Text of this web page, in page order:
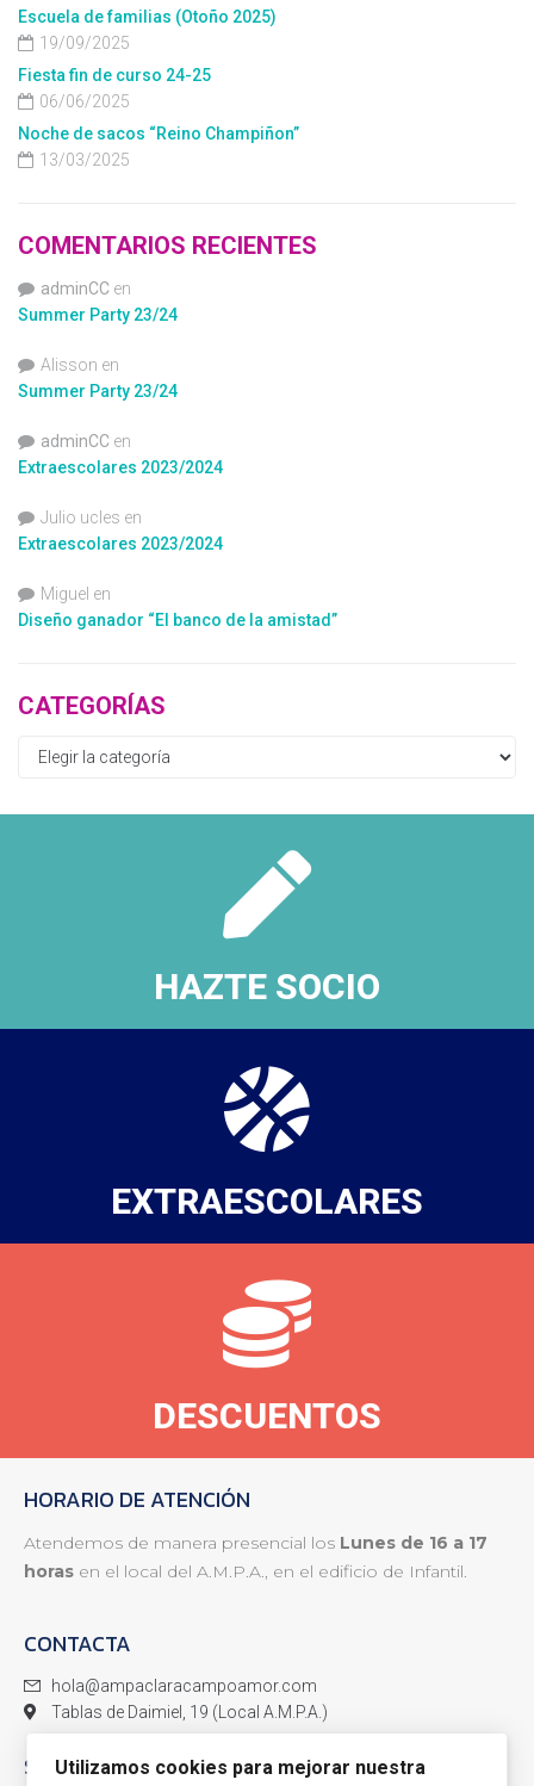
Escuela de familias (Otoño 2025)
19/09/2025
Fiesta fin de curso 24-25
06/06/2025
Noche de sacos “Reino Champiñon”
13/03/2025
COMENTARIOS RECIENTES
adminCC en
Summer Party 23/24
Alisson en
Summer Party 23/24
adminCC en
Extraescolares 2023/2024
Julio ucles en
Extraescolares 2023/2024
Miguel en
Diseño ganador “El banco de la amistad”
CATEGORÍAS
HAZTE SOCIO
EXTRAESCOLARES
DESCUENTOS
HORARIO DE ATENCIÓN
Atendemos de manera presencial los Lunes de 16 a 17
horas en el local del A.M.P.A., en el edificio de Infantil.
CONTACTA
hola@ampaclaracampoamor.com
Tablas de Daimiel, 19 (Local A.M.P.A.)
SÍGUENOS
Utilizamos cookies para mejorar nuestra